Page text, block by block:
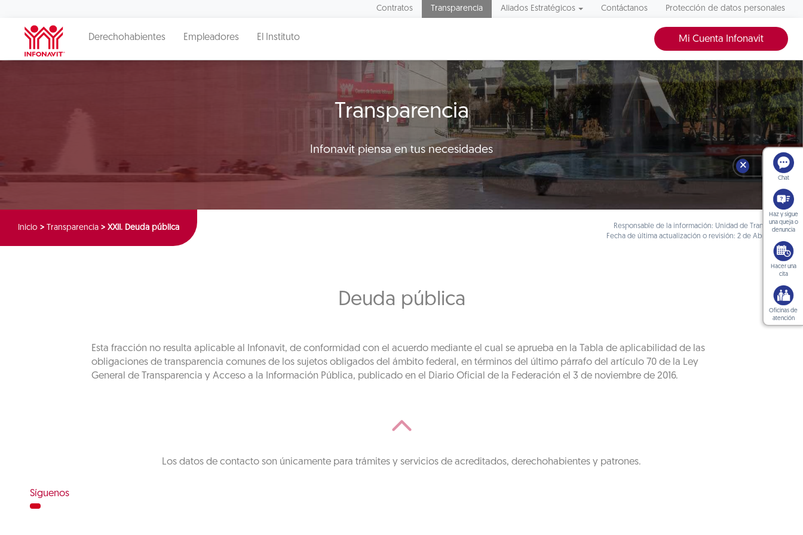
Contratos Transparencia Aliados Estratégicos Contáctanos Protección de datos personales
Derechohabientes Empleadores El Instituto Mi Cuenta Infonavit
Transparencia
Infonavit piensa en tus necesidades
Inicio > Transparencia > XXII. Deuda pública
Responsable de la información: Unidad de Transparencia
Fecha de última actualización o revisión: 2 de Abril de 2018
Deuda pública
Esta fracción no resulta aplicable al Infonavit, de conformidad con el acuerdo mediante el cual se aprueba en la Tabla de aplicabilidad de las
obligaciones de transparencia comunes de los sujetos obligados del ámbito federal, en términos del último párrafo del artículo 70 de la Ley
General de Transparencia y Acceso a la Información Pública, publicado en el Diario Oficial de la Federación el 3 de noviembre de 2016.
Los datos de contacto son únicamente para trámites y servicios de acreditados, derechohabientes y patrones.
Síguenos
🗙
Chat
Haz y sigue
una queja o
denuncia
Hacer una
cita
Oficinas de
atención